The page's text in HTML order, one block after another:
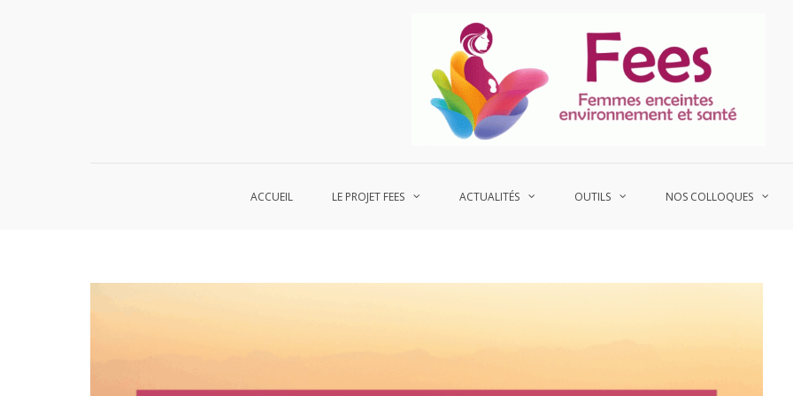
ACCUEIL LE PROJET FEES ACTUALITÉS OUTILS NOS COLLOQUES